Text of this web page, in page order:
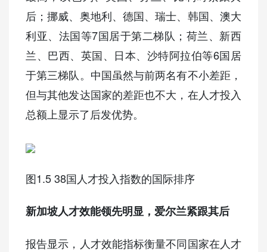
后；挪威、奥地利、德国、瑞士、韩国、澳大
利亚、法国等7国居于第二梯队；荷兰、新西
兰、巴西、英国、日本、沙特阿拉伯等6国居
于第三梯队。中国虽然与前两名有不小差距，
但与其他发达国家的差距也不大，在人才投入
总额上显示了后发优势。
图1.5 38国人才投入指数的国际排序
新加坡人才效能领先明显，爱尔兰紧跟其后
报告显示，人才效能指标衡量不同国家在人才